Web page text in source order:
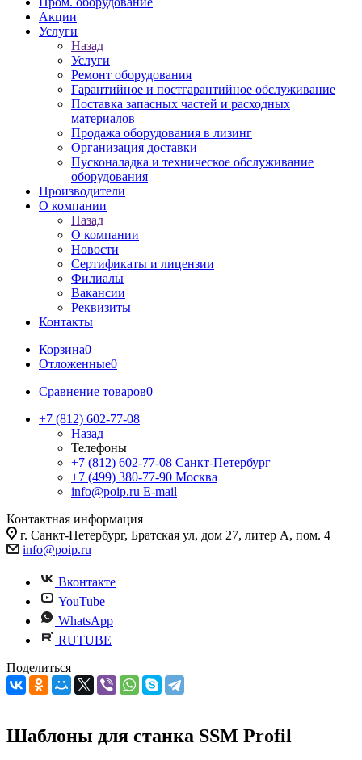
Акции
Услуги
Назад
Услуги
Ремонт оборудования
Гарантийное и постгарантийное обслуживание
Поставка запасных частей и расходных
материалов
Продажа оборудования в лизинг
Организация доставки
Пусконаладка и техническое обслуживание
оборудования
Производители
О компании
Назад
О компании
Новости
Сертификаты и лицензии
Филиалы
Вакансии
Реквизиты
Контакты
Корзина0
Отложенные0
Сравнение товаров0
+7 (812) 602-77-08
Назад
Телефоны
+7 (812) 602-77-08 Санкт-Петербург
+7 (499) 380-77-90 Москва
info@poip.ru E-mail
Контактная информация
г. Санкт-Петербург, Братская ул, дом 27, литер А, пом. 4
info@poip.ru
Вконтакте
YouTube
WhatsApp
RUTUBE
Поделиться
Шаблоны для станка SSM Profil